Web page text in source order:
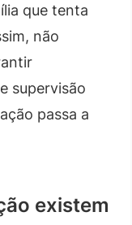
que tenta
não
supervisão
passa a
existem